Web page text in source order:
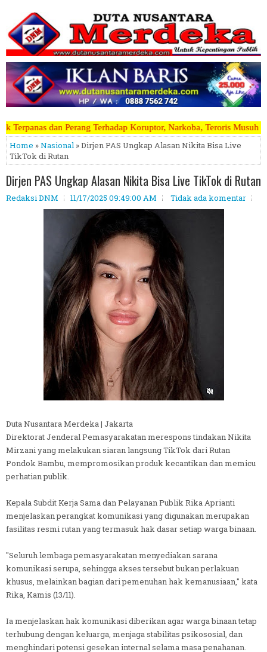
Koruptor, Narkoba, Teroris Musuh Rakyat ~~~~~>>>>>
Home »Nasional » Dirjen PAS Ungkap Alasan Nikita Bisa Live
TikTok di Rutan
Dirjen PAS Ungkap Alasan Nikita Bisa Live TikTok di Rutan
Redaksi DNM 11/17/2025 09:49:00 AM Tidak ada komentar
Duta Nusantara Merdeka | Jakarta
Direktorat Jenderal Pemasyarakatan merespons tindakan Nikita
Mirzani yang melakukan siaran langsung TikTok dari Rutan
Pondok Bambu, mempromosikan produk kecantikan dan memicu
perhatian publik.
Kepala Subdit Kerja Sama dan Pelayanan Publik Rika Aprianti
menjelaskan perangkat komunikasi yang digunakan merupakan
fasilitas resmi rutan yang termasuk hak dasar setiap warga binaan.
"Seluruh lembaga pemasyarakatan menyediakan sarana
komunikasi serupa, sehingga akses tersebut bukan perlakuan
khusus, melainkan bagian dari pemenuhan hak kemanusiaan," kata
Rika, Kamis (13/11).
Ia menjelaskan hak komunikasi diberikan agar warga binaan tetap
terhubung dengan keluarga, menjaga stabilitas psikososial, dan
menghindari potensi gesekan internal selama masa penahanan.